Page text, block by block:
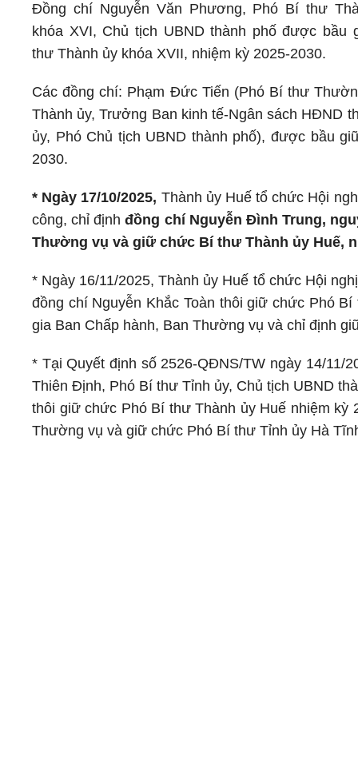
Đồng chí Nguyễn Văn Phương, Phó Bí thư
khóa XVI, Chủ tịch UBND thành phố được bầu
thư Thành ủy khóa XVII, nhiệm kỳ 2025-2030.
Các đồng chí: Phạm Đức Tiến (Phó Bí thư
Thành ủy, Trưởng Ban kinh tế-Ngân sách HĐND
ủy, Phó Chủ tịch UBND thành phố), được bầu
2030.
* Ngày 17/10/2025, Thành ủy Huế tổ chức Hội
công, chỉ địnhđồng chí Nguyễn Đình Trung,
Thường vụ và giữ chức Bí thư Thành ủy Huế,
* Ngày 16/11/2025, Thành ủy Huế tổ chức Hội
đồng chí Nguyễn Khắc Toàn thôi giữ chức Phó
gia Ban Chấp hành, Ban Thường vụ và chỉ định
* Tại Quyết định số 2526-QĐNS/TW ngày 14/11/
Thiên Định, Phó Bí thư Tỉnh ủy, Chủ tịch UBND
thôi giữ chức Phó Bí thư Thành ủy Huế nhiệm kỳ
Thường vụ và giữ chức Phó Bí thư Tỉnh ủy Hà